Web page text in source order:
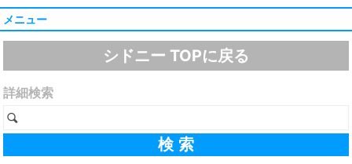
メニュー
シドニー TOPに戻る
詳細検索